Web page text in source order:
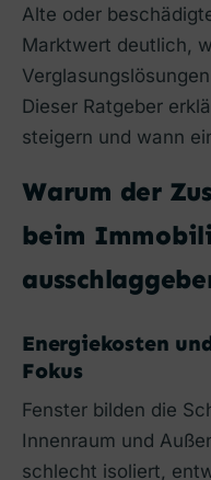
Alte oder
Marktwert deutlich,
Dieser Ratgeber
steigern und wann
Warum der
beim
Energiekosten
Fokus
Fenster bilden die
Innenraum und
schlecht isoliert,